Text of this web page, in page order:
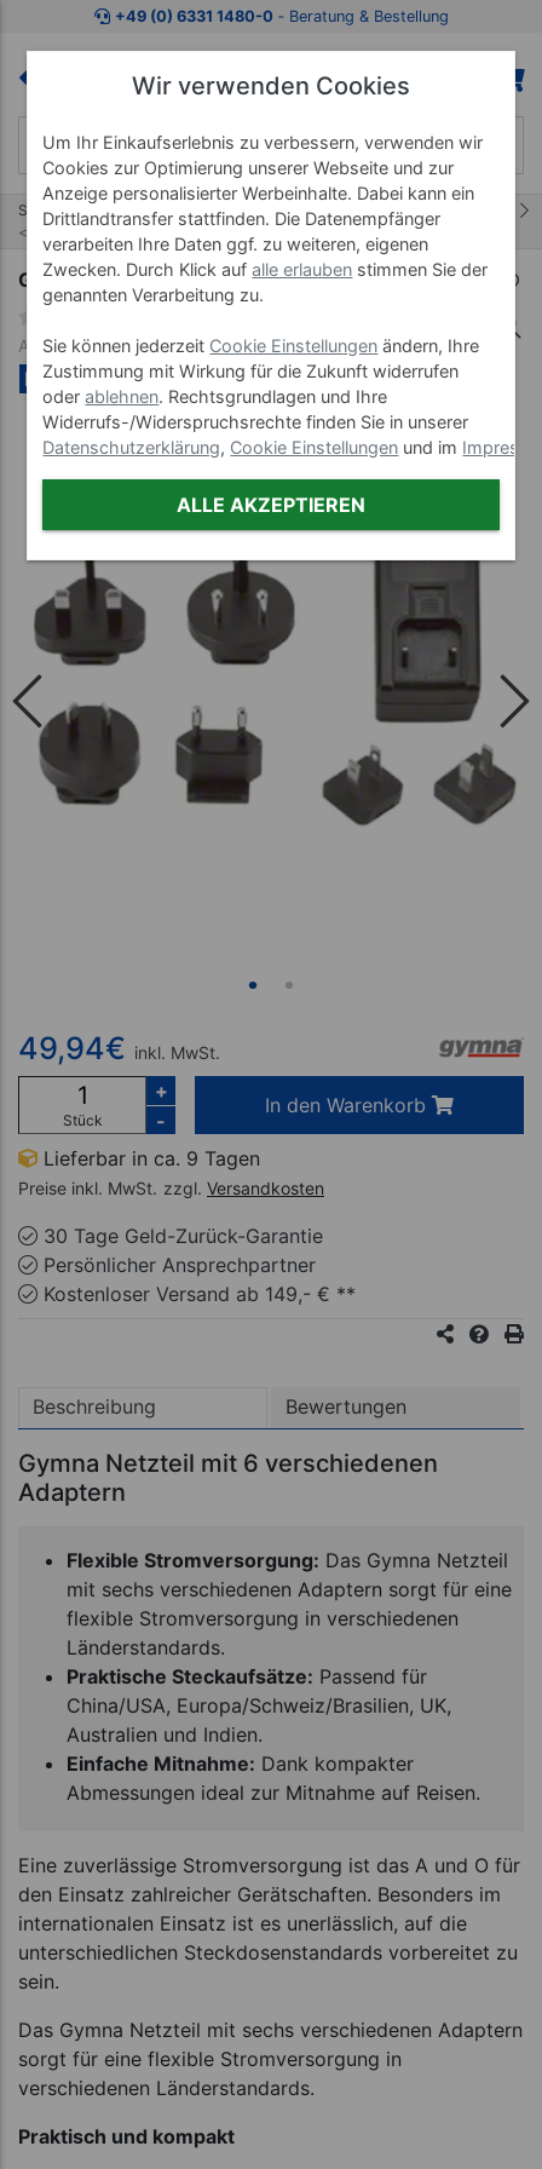
Zum Kaufbereich springen Zur Produktbeschreibung
+49 (0) 6331 1480-0 ‐ Beratung & Bestellung
Start
Elektrotherapiegeräte
Elektrotherapiegeräte Zubehör
Gymna Netzteil mit 6 verschiedenen Adaptern
Art-Nr. 28209
NEU
49,94€ inkl. MwSt.
Stück
+
-
In den Warenkorb
Lieferbar in ca. 9 Tagen
Preise inkl. MwSt. zzgl. Versandkosten
30 Tage Geld-Zurück-Garantie
Persönlicher Ansprechpartner
Kostenloser Versand ab 149,- € **
Beschreibung Bewertungen
Gymna Netzteil mit 6 verschiedenen
Adaptern
Flexible Stromversorgung: Das Gymna Netzteil
mit sechs verschiedenen Adaptern sorgt für eine
flexible Stromversorgung in verschiedenen
Länderstandards.
Praktische Steckaufsätze: Passend für
China/USA, Europa/Schweiz/Brasilien, UK,
Australien und Indien.
Einfache Mitnahme: Dank kompakter
Abmessungen ideal zur Mitnahme auf Reisen.
Eine zuverlässige Stromversorgung ist das A und O für
den Einsatz zahlreicher Gerätschaften. Besonders im
internationalen Einsatz ist es unerlässlich, auf die
unterschiedlichen Steckdosenstandards vorbereitet zu
sein.
Das Gymna Netzteil mit sechs verschiedenen Adaptern
sorgt für eine flexible Stromversorgung in
verschiedenen Länderstandards.
Praktisch und kompakt
Wir verwenden Cookies
Um Ihr Einkaufserlebnis zu verbessern, verwenden wir
Cookies zur Optimierung unserer Webseite und zur
Anzeige personalisierter Werbeinhalte. Dabei kann ein
Drittlandtransfer stattfinden. Die Datenempfänger
verarbeiten Ihre Daten ggf. zu weiteren, eigenen
Zwecken. Durch Klick aufalle erlauben stimmen Sie der
genannten Verarbeitung zu.
Sie können jederzeit Cookie Einstellungen ändern, Ihre
Zustimmung mit Wirkung für die Zukunft widerrufen
oderablehnen. Rechtsgrundlagen und Ihre
Widerrufs-/Widerspruchsrechte finden Sie in unserer
Datenschutzerklärung, Cookie Einstellungen und im
ALLE AKZEPTIEREN